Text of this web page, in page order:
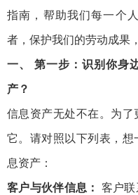
指南，帮助我们每一个
者，保护我们的劳动成果
一、 第一步：识别你身
产？
信息资产无处不在。为
它。请对照以下列表，
息资产：
客户与伙伴信息： 客户